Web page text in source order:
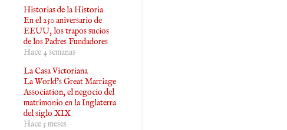
Historias de la Historia
En el 250 aniversario de
EEUU, los trapos sucios
de los Padres Fundadores
Hace 4 semanas
La Casa Victoriana
La World’s Great Marriage
Association, el negocio del
matrimonio en la Inglaterra
del siglo XIX
Hace 5 meses